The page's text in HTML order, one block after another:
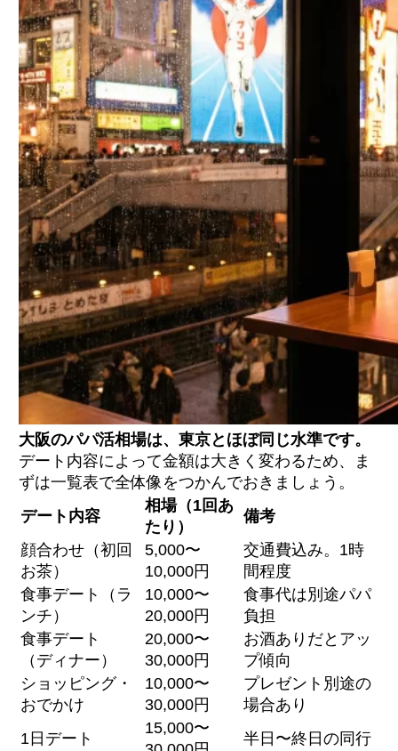
梅田（キタ）の相場｜経営者・出張パパ中心
でやや高め
難波・心斎橋（ミナミ）の相場｜カジュアル
層中心で標準的
北新地の相場｜大阪最高水準だが求められる
レベルも高い
大阪に富裕層パパが集まる3つの理由
東京vs大阪｜お手当相場の違いを1,093人調査
で比較
関西ノリを味方にする会話術【シーン別の会
話例つき】
プロフィール写真で差をつける方法
定期パパを増やして安定収入をつくる
出張パパを狙う大阪ならではの戦略
お手当交渉が不要なアプリを活用する
SNSでのパパ活が危険な理由
安全なパパ活アプリの選び方｜審査制がおす
すめ
大阪のパパ活は本当に稼げますか？
パパ活のお手当交渉はどうすればいい？
大阪のパパ活相場は下がっていますか？
30代でも大阪のパパ活で稼げますか？
大阪でおすすめのパパ活アプリは？
大阪のパパ活相場は、東京とほぼ同じ水準です。
デート内容によって金額は大きく変わるため、ま
ずは一覧表で全体像をつかんでおきましょう。
デート内容
相場（1回あ
たり）
備考
顔合わせ（初回
お茶）
5,000〜
10,000円
交通費込み。1時
間程度
食事デート（ラ
ンチ）
10,000〜
20,000円
食事代は別途パパ
負担
食事デート
（ディナー）
20,000〜
30,000円
お酒ありだとアッ
プ傾向
ショッピング・
おでかけ
10,000〜
30,000円
プレゼント別途の
場合あり
1日デート
15,000〜
半日〜終日の同行